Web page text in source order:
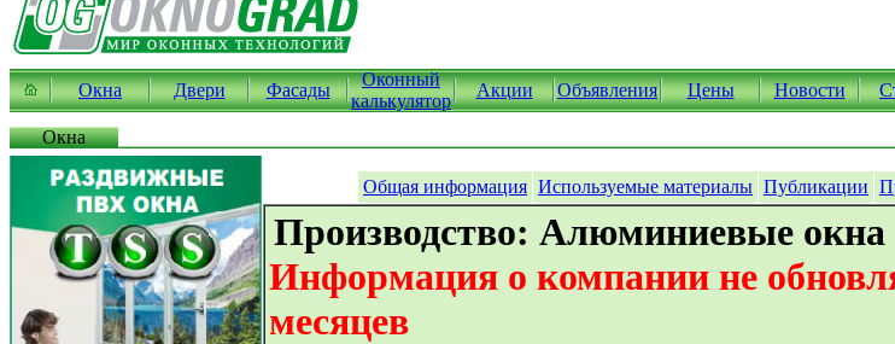
Окна Двери Фасады
Оконный
калькулятор
Акции Объявления Цены Новости
Окна
Общая информация Используемые материалы Публикации
Производство: Алюминиевые окна
Информация о компании не
месяцев